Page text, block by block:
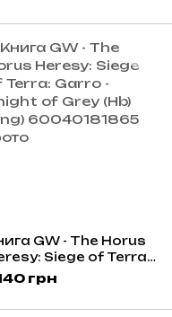
Reckoning
GW - The Horus
Siege of Terra:
- Knight of Grey
(Eng)
грн